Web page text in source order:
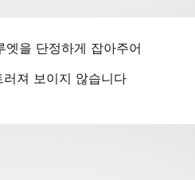
엣을 단정하게 잡아주어
져 보이지 않습니다